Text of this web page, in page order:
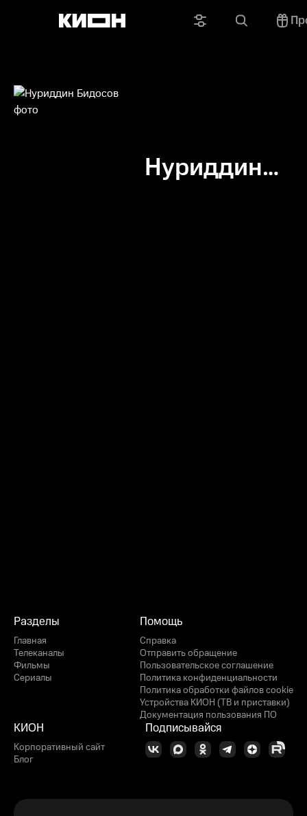
Нуриддин
Разделы
Главная
Телеканалы
Фильмы
Сериалы
Помощь
Справка
Отправить обращение
Пользовательское соглашение
Политика конфиденциальности
Политика обработки файлов cookie
Устройства КИОН (ТВ и приставки)
Документация пользования ПО
КИОН
Корпоративный сайт
Блог
Подписывайся